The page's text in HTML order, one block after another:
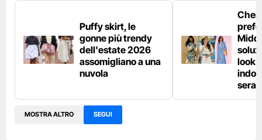
Puffy skirt, le
gonne più trendy
dell'estate 2026
assomigliano a una
nuvola
look
sera
MOSTRA ALTRO SEGUI